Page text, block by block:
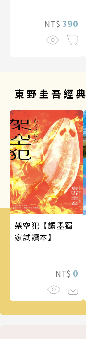
NT$ 390
東野圭吾經
架空犯【讀墨獨
家試讀本】
NT$ 0